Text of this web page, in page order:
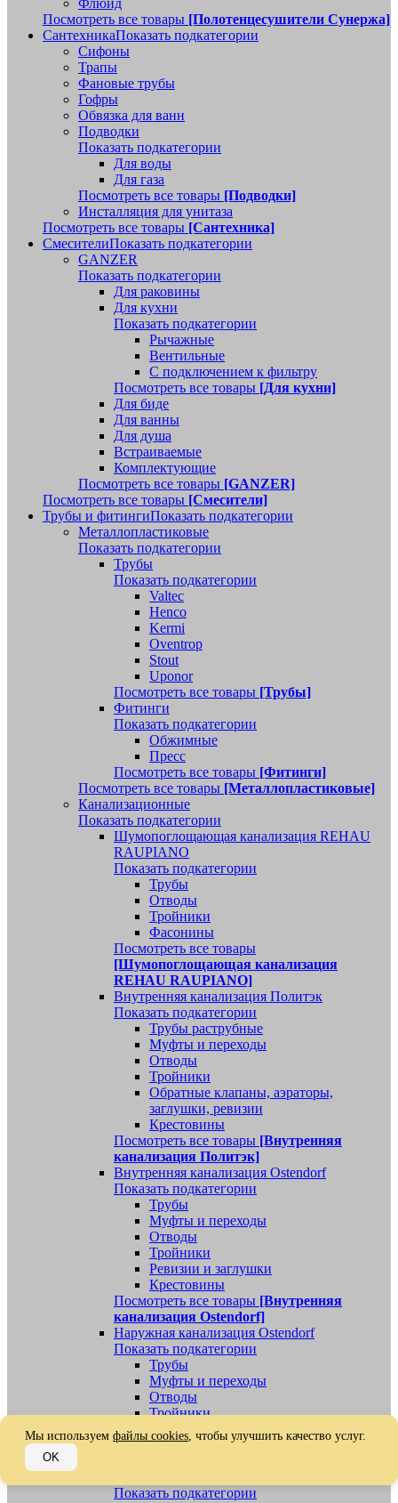
Флюид
Посмотреть все товары [Полотенцесушители Сунержа]
СантехникаПоказать подкатегории
Сифоны
Трапы
Фановые трубы
Гофры
Обвязка для ванн
Подводки
Показать подкатегории
Для воды
Для газа
Посмотреть все товары [Подводки]
Инсталляция для унитаза
Посмотреть все товары [Сантехника]
СмесителиПоказать подкатегории
GANZER
Показать подкатегории
Для раковины
Для кухни
Показать подкатегории
Рычажные
Вентильные
С подключением к фильтру
Посмотреть все товары [Для кухни]
Для биде
Для ванны
Для душа
Встраиваемые
Комплектующие
Посмотреть все товары [GANZER]
Посмотреть все товары [Смесители]
Трубы и фитингиПоказать подкатегории
Металлопластиковые
Показать подкатегории
Трубы
Показать подкатегории
Valtec
Henco
Kermi
Oventrop
Stout
Uponor
Посмотреть все товары [Трубы]
Фитинги
Показать подкатегории
Обжимные
Пресс
Посмотреть все товары [Фитинги]
Посмотреть все товары [Металлопластиковые]
Канализационные
Показать подкатегории
Шумопоглощающая канализация REHAU
RAUPIANO
Показать подкатегории
Трубы
Отводы
Тройники
Фасонины
Посмотреть все товары
[Шумопоглощающая канализация
REHAU RAUPIANO]
Внутренняя канализация Политэк
Показать подкатегории
Трубы раструбные
Муфты и переходы
Отводы
Тройники
Обратные клапаны, аэраторы,
заглушки, ревизии
Крестовины
Посмотреть все товары [Внутренняя
канализация Политэк]
Внутренняя канализация Ostendorf
Показать подкатегории
Трубы
Муфты и переходы
Отводы
Тройники
Ревизии и заглушки
Крестовины
Посмотреть все товары [Внутренняя
канализация Ostendorf]
Наружная канализация Ostendorf
Показать подкатегории
Трубы
Муфты и переходы
Отводы
Тройники
Ревизии, заглушки, обратные клапаны
Посмотреть все товары[Наружная
Показать подкатегории
Мы используем файлы cookies, чтобы улучшить качество услуг.
OK